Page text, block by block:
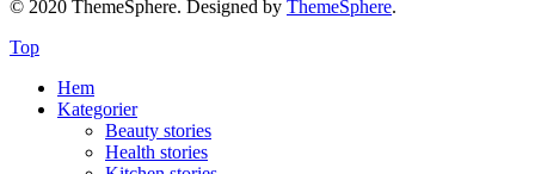
© 2020 ThemeSphere. Designed by ThemeSphere.
Top
Hem
Kategorier
Beauty stories
Health stories